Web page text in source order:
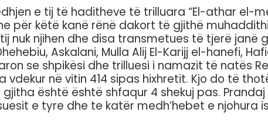
e tij të haditheve të trilluara “El-athar el-
për këtë kanë rënë dakort të gjithë
nuk njihen dhe disa transmetues të tjerë janë
Askalani, Mulla Alij El-Karijj el-hanefi,
se shpikësi dhe trilluesi i namazit të natës
vdekur në vitin 414 sipas hixhretit. Kjo do të
është është shfaqur 4 shekuj pas.
e tyre dhe te katër medh’hebet e njohura